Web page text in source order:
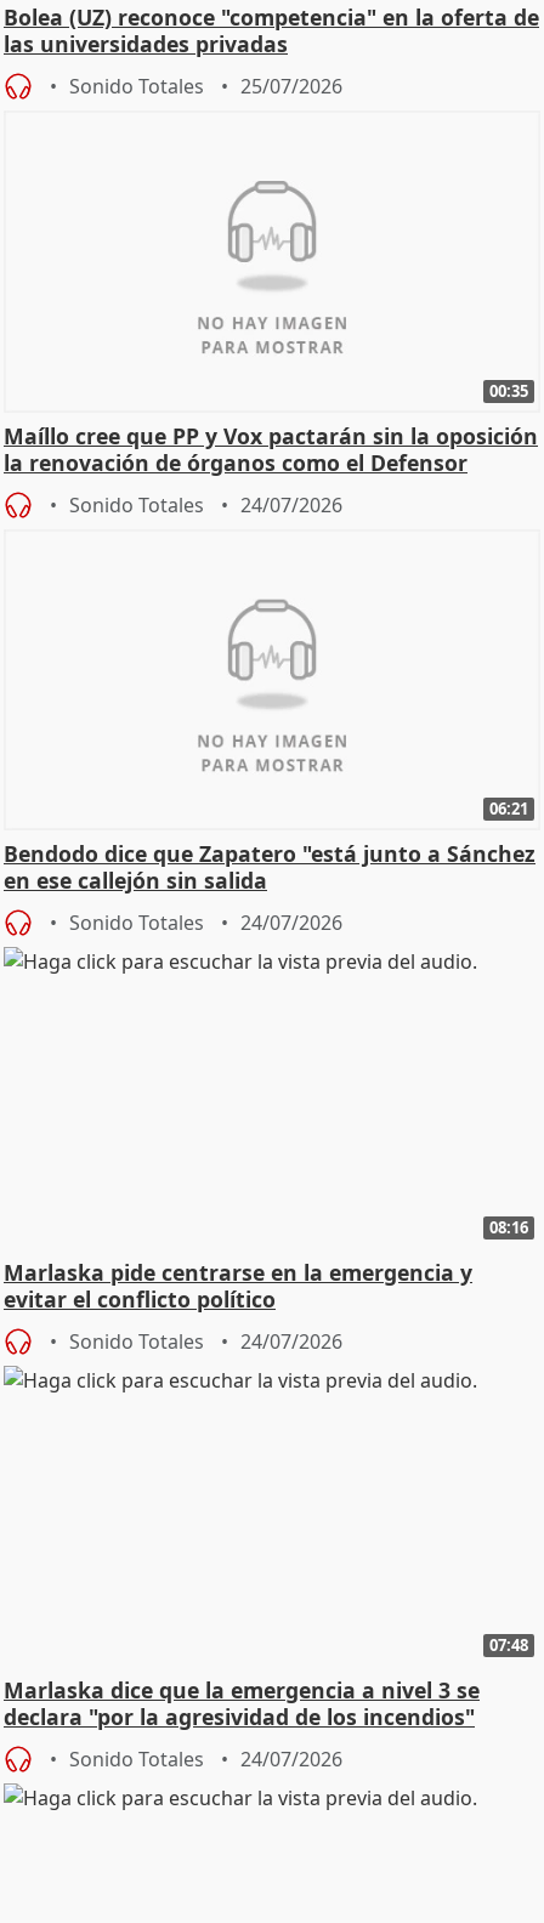
Bolea (UZ) reconoce "competencia" en la oferta de
las universidades privadas
Sonido Totales 25/07/2026
00:35
Maíllo cree que PP y Vox pactarán sin la oposición
la renovación de órganos como el Defensor
Sonido Totales 24/07/2026
06:21
Bendodo dice que Zapatero "está junto a Sánchez
en ese callejón sin salida
Sonido Totales 24/07/2026
08:16
Marlaska pide centrarse en la emergencia y
evitar el conflicto político
Sonido Totales 24/07/2026
07:48
Marlaska dice que la emergencia a nivel 3 se
declara "por la agresividad de los incendios"
Sonido Totales 24/07/2026